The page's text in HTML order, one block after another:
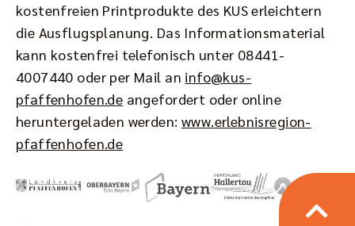
kostenfreien Printprodukte des KUS erleichtern
die Ausflugsplanung. Das Informationsmaterial
kann kostenfrei telefonisch unter 08441-
4007440 oder per Mail an info@kus-
pfaffenhofen.de angefordert oder online
heruntergeladen werden: www.erlebnisregion-
pfaffenhofen.de